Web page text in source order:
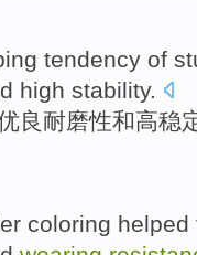
tendency of
high stability.
良耐磨性和高稳
coloring helped